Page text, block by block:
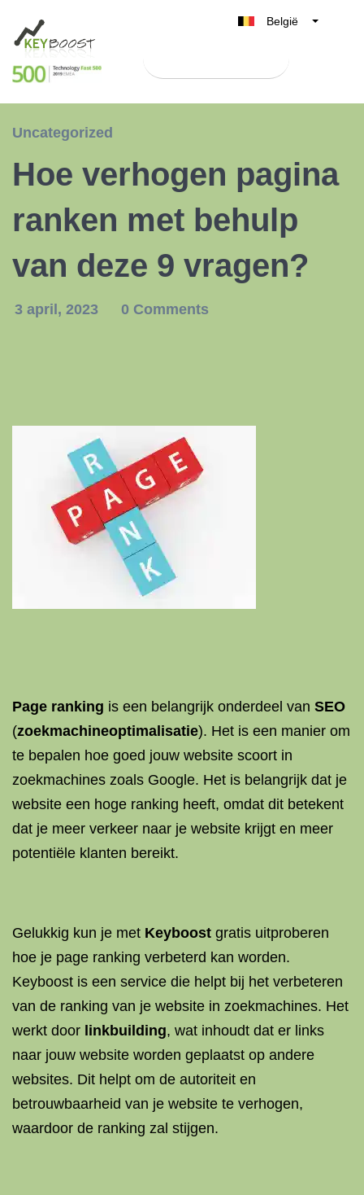
België
Nederland
España
Uncategorized
Hoe verhogen pagina
ranken met behulp
van deze 9 vragen?
3 april, 2023 0 Comments
Page ranking is een belangrijk onderdeel van SEO
(zoekmachineoptimalisatie). Het is een manier om
te bepalen hoe goed jouw website scoort in
zoekmachines zoals Google. Het is belangrijk dat je
website een hoge ranking heeft, omdat dit betekent
dat je meer verkeer naar je website krijgt en meer
potentiële klanten bereikt.
Gelukkig kun je met Keyboost gratis uitproberen
hoe je page ranking verbeterd kan worden.
Keyboost is een service die helpt bij het verbeteren
van de ranking van je website in zoekmachines. Het
werkt door linkbuilding, wat inhoudt dat er links
naar jouw website worden geplaatst op andere
websites. Dit helpt om de autoriteit en
betrouwbaarheid van je website te verhogen,
waardoor de ranking zal stijgen.